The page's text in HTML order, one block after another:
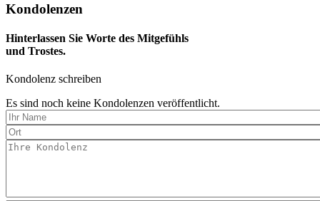
Kondolenzen
Hinterlassen Sie Worte des Mitgefühls
und Trostes.
Kondolenz schreiben
Es sind noch keine Kondolenzen veröffentlicht.